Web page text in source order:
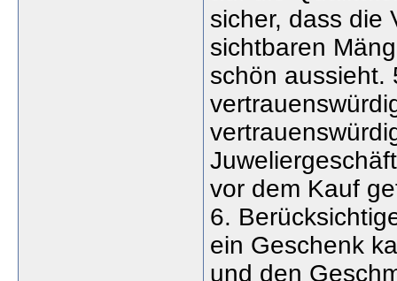
sicher, dass die
sichtbaren
schön aussieht.
vor dem Kauf
6.
ein Geschenk
und den